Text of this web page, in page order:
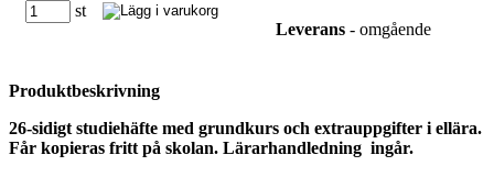
st
Leverans - omgående
Produktbeskrivning
26-sidigt studiehäfte med grundkurs och extrauppgifter i ellära.
Får kopieras fritt på skolan. Lärarhandledning ingår.